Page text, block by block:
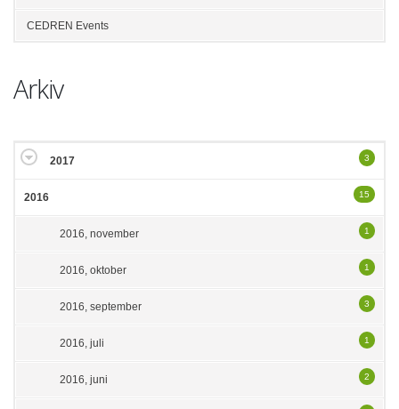
CEDREN Events
Arkiv
2017 3
2016 15
2016, november 1
2016, oktober 1
2016, september 3
2016, juli 1
2016, juni 2